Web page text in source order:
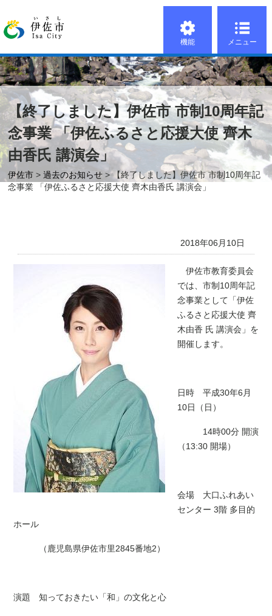
機能 メニュー
【終了しました】伊佐市 市制10周年記
念事業 「伊佐ふるさと応援大使 齊木
由香氏 講演会」
伊佐市 >過去のお知らせ > 【終了しました】伊佐市 市制10周年記
念事業 「伊佐ふるさと応援大使 齊木由香氏 講演会」
2018年06月10日
伊佐市教育委員会
では、市制10周年記
念事業として「伊佐
ふるさと応援大使 齊
木由香 氏 講演会」を
開催します。
日時 平成30年6月
10日（日）
14時00分 開演
（13:30 開場）
会場 大口ふれあい
センター 3階 多目的
ホール
（鹿児島県伊佐市里2845番地2）
演題 知っておきたい「和」の文化と心